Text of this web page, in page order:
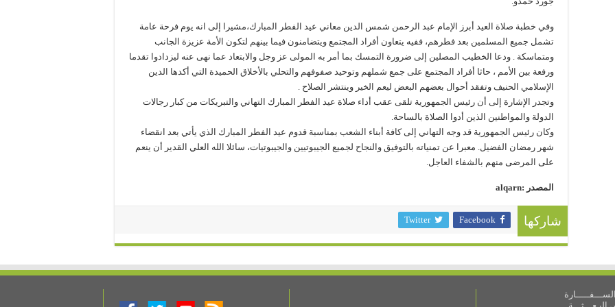
وفي خطبة صلاة العيد أبرز الإمام عبد الرحمن شمس الدين معاني عيد الفطر المبارك،مشيرا إلى انه يوم فرحة عامة
تشمل جميع المسلمين بعد فطرهم، ففيه يتعاون أفراد المجتمع ويتضامنون فيما بينهم لتكون الأمة عزيزة الجانب
ومتماسكة . ودعا الخطيب المصلين إلى ضرورة التمسك بما أمر به المولى عز وجل والابتعاد عما نهى عنه ليزدادوا تقدما
ورفعة بين الأمم ، حاثا أفراد المجتمع على جمع شملهم وتوحيد صفوفهم والتحلي بالأخلاق الحميدة التي أكدها الدين
الإسلامي الحنيف وتفقد أحوال بعضهم البعض ليعم الخير وينتشر الصلاح .
وتجدر الإشارة إلى أن رئيس الجمهورية تلقى عقب أداء صلاة عيد الفطر المبارك التهاني والتبريكات من كبار رجالات
الدولة والمواطنين الذين أدوا الصلاة بالساحة.
وكان رئيس الجمهورية قد وجه التهاني إلى كافة أبناء الشعب بمناسبة قدوم عيد الفطر المبارك الذي يأتي بعد انقضاء
شهر رمضان الفضيل. معبرا عن تمنياته بالتوفيق والنجاح لجميع الجيبوتيين والجيبوتيات، سائلا الله العلي القدير أن ينعم
على المرضى منهم بالشفاء العاجل.
المصدر :alqarn
شاركها Facebook
Twitter